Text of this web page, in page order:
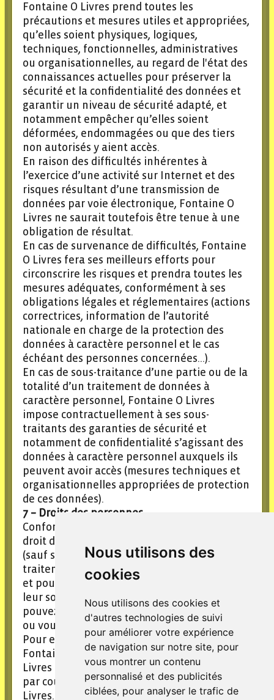
Nous utilisons des
cookies
Nous utilisons des cookies et
d'autres technologies de suivi
pour améliorer votre expérience
de navigation sur notre site, pour
vous montrer un contenu
personnalisé et des publicités
ciblées, pour analyser le trafic de
Fontaine O Livres prend toutes les
précautions et mesures utiles et appropriées,
qu’elles soient physiques, logiques,
techniques, fonctionnelles, administratives
ou organisationnelles, au regard de l'état des
connaissances actuelles pour préserver la
sécurité et la confidentialité des données et
garantir un niveau de sécurité adapté, et
notamment empêcher qu’elles soient
déformées, endommagées ou que des tiers
non autorisés y aient accès.
En raison des difficultés inhérentes à
l’exercice d’une activité sur Internet et des
risques résultant d’une transmission de
données par voie électronique, Fontaine O
Livres ne saurait toutefois être tenue à une
obligation de résultat.
En cas de survenance de difficultés, Fontaine
O Livres fera ses meilleurs efforts pour
circonscrire les risques et prendra toutes les
mesures adéquates, conformément à ses
obligations légales et réglementaires (actions
correctrices, information de l’autorité
nationale en charge de la protection des
données à caractère personnel et le cas
échéant des personnes concernées…).
En cas de sous-traitance d’une partie ou de la
totalité d’un traitement de données à
caractère personnel, Fontaine O Livres
impose contractuellement à ses sous-
traitants des garanties de sécurité et
notamment de confidentialité s’agissant des
données à caractère personnel auxquels ils
peuvent avoir accès (mesures techniques et
organisationnelles appropriées de protection
de ces données).
7 – Droits des personnes
Conformément au RGPD, vous disposez d’un
droit d’accès, de rectification, d’effacement
(sauf s’il existe un fondement juridique à ce
traitement) ou de portabilité́ de vos données,
et pouvez définir des directives relatives à
leur sort après votre décès. Vous
pouvez également choisir d’en limiter l’usage
ou vous opposer à leur traitement.
Pour exercer vos droits, vous devez écrire à
Fontaine O Livres par courrier (Fontaine O
Livres - 13 rue de Vaucouleurs 75011 Paris.) ou
par courriel à l’adresse : contact@Fontaine O
Livres.com.